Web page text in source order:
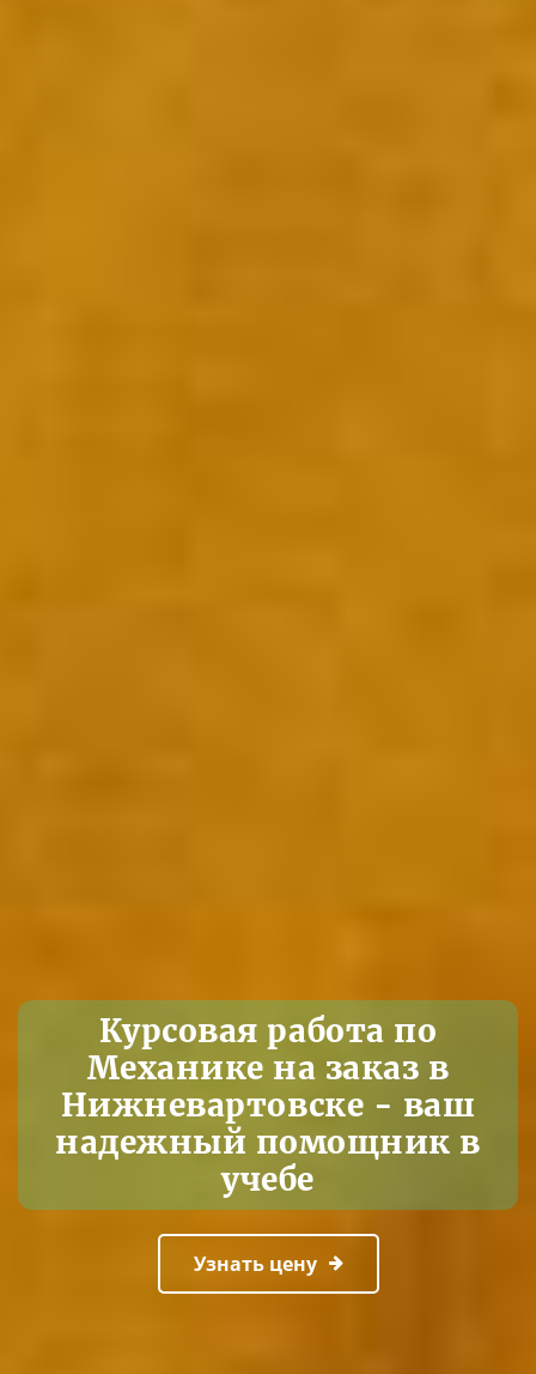
Курсовая работа по
Механике на заказ в
Нижневартовске - ваш
надежный помощник в
учебе
Узнать цену